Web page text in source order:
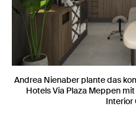
Andrea Nienaber plante das
Hotels Via Plaza Meppen
Interior